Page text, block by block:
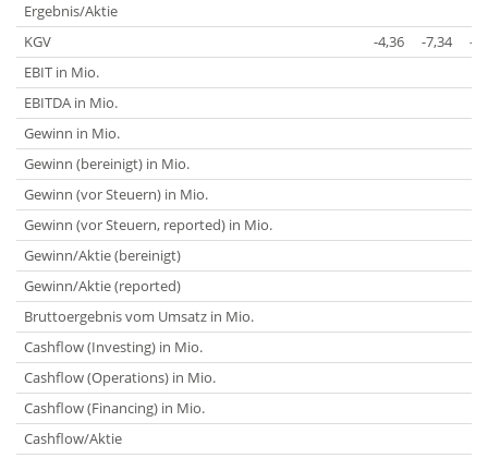
Ergebnis/Aktie
KGV
-4,36 -7,34
-
EBIT in Mio.
EBITDA in Mio.
Gewinn in Mio.
Gewinn (bereinigt) in Mio.
Gewinn (vor Steuern) in Mio.
Gewinn (vor Steuern, reported) in Mio.
Gewinn/Aktie (bereinigt)
Gewinn/Aktie (reported)
Bruttoergebnis vom Umsatz in Mio.
Cashflow (Investing) in Mio.
Cashflow (Operations) in Mio.
Cashflow (Financing) in Mio.
Cashflow/Aktie